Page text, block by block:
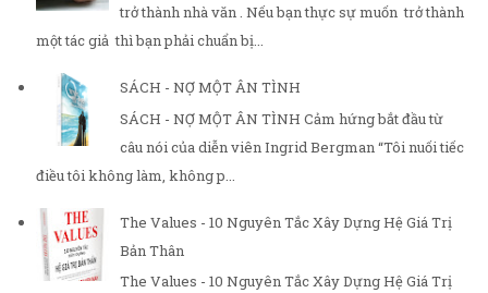
trở thành nhà văn . Nếu bạn thực sự muốn trở thành
một tác giả thì bạn phải chuẩn bị...
SÁCH - NỢ MỘT ÂN TÌNH
SÁCH - NỢ MỘT ÂN TÌNH Cảm hứng bắt đầu từ
câu nói của diễn viên Ingrid Bergman “Tôi nuối tiếc
điều tôi không làm, không p...
The Values - 10 Nguyên Tắc Xây Dựng Hệ Giá Trị
Bản Thân
The Values - 10 Nguyên Tắc Xây Dựng Hệ Giá Trị